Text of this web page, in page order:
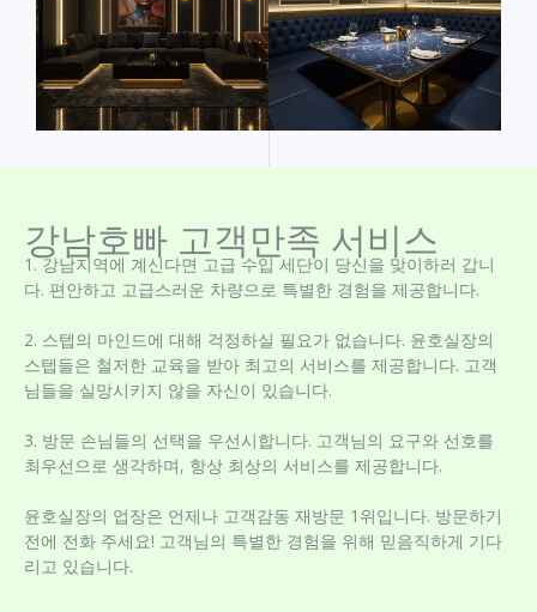
강남호빠 고객만족 서비스
1. 강남지역에 계신다면 고급 수입 세단이 당신을 맞이하러 갑니
다. 편안하고 고급스러운 차량으로 특별한 경험을 제공합니다.
2. 스텝의 마인드에 대해 걱정하실 필요가 없습니다. 윤호실장의
스텝들은 철저한 교육을 받아 최고의 서비스를 제공합니다. 고객
님들을 실망시키지 않을 자신이 있습니다.
3. 방문 손님들의 선택을 우선시합니다. 고객님의 요구와 선호를
최우선으로 생각하며, 항상 최상의 서비스를 제공합니다.
윤호실장의 업장은 언제나 고객감동 재방문 1위입니다. 방문하기
전에 전화 주세요! 고객님의 특별한 경험을 위해 믿음직하게 기다
리고 있습니다.